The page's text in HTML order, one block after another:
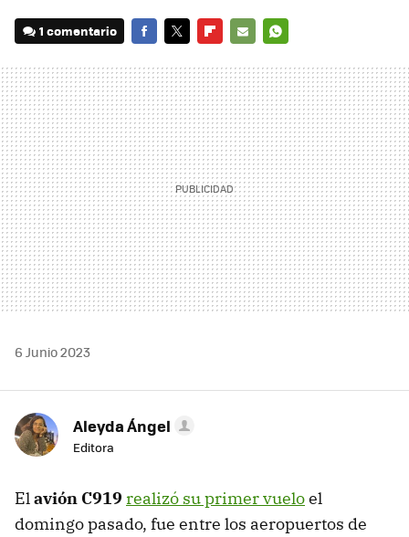
1 comentario
MAIL
6 Junio 2023
Aleyda Ángel
Editora
Elavión C919 realizó su primer vueloel
domingo pasado, fue entre los aeropuertos de